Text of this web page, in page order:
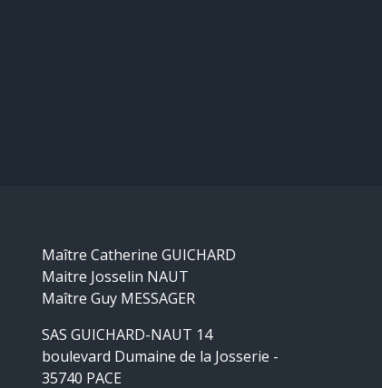
Maître Catherine GUICHARD
Maitre Josselin NAUT
Maître Guy MESSAGER
SAS GUICHARD-NAUT 14
boulevard Dumaine de la Josserie -
35740 PACE